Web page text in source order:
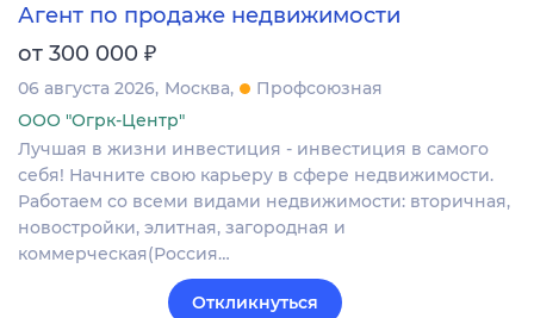
Агент по продаже недвижимости
от 300 000 ₽
06 августа 2026 Москва
Профсоюзная
ООО "Огрк-Центр"
Лучшая в жизни инвестиция - инвестиция в самого
себя! Начните свою карьеру в сфере недвижимости.
Работаем со всеми видами недвижимости: вторичная,
новостройки, элитная, загородная и
коммерческая(Россия…
Откликнуться